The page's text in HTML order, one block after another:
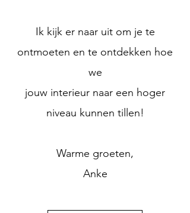
Ik kijk er naar uit om je te
ontmoeten en te ontdekken hoe
we
jouw interieur naar een hoger
niveau kunnen tillen!
Warme groeten,
Anke